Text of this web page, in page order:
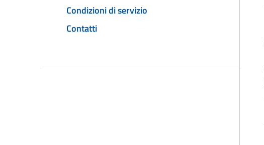
Condizioni di servizio
Contatti